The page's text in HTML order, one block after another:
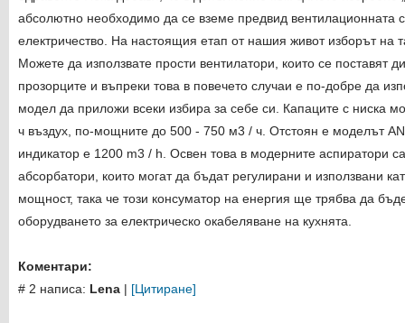
абсолютно необходимо да се вземе предвид вентилационната
електричество. На настоящия етап от нашия живот изборът на
Можете да използвате прости вентилатори, които се поставят
прозорците и въпреки това в повечето случаи е по-добре да
модел да приложи всеки избира за себе си. Капаците с ниска
ч въздух, по-мощните до 500 - 750 м3 / ч. Отстоян е моделът
индикатор е 1200 m3 / h. Освен това в модерните аспиратори
абсорбатори, които могат да бъдат регулирани и използвани
мощност, така че този консуматор на енергия ще трябва да
оборудването за електрическо окабеляване на кухнята.
Коментари:
# 2 написа: Lena | [Цитиране]